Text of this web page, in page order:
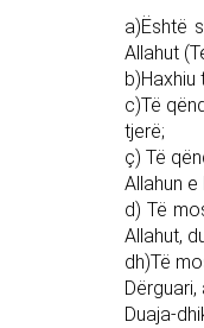
a)Është
Allahut
c)Të
tjerë;
ç) Të
Allahun
d) Të
Allahut,
dh)Të
Duaja-